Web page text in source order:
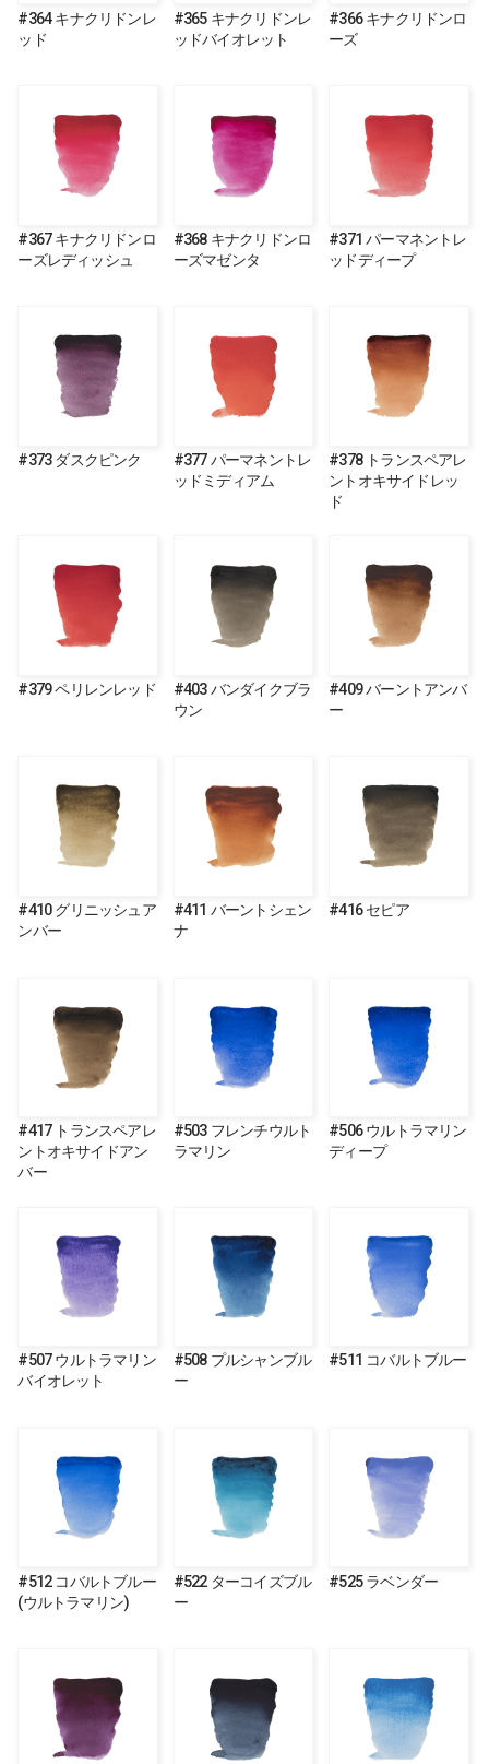
#364 キナクリドンレ
ッド
#365 キナクリドンレ
ッドバイオレット
#366 キナクリドンロ
ーズ
#367 キナクリドンロ
ーズレディッシュ
#368 キナクリドンロ
ーズマゼンタ
#371 パーマネントレ
ッドディープ
#373 ダスクピンク
#377 パーマネントレ
ッドミディアム
#378 トランスペアレ
ントオキサイドレッ
ド
#379 ペリレンレッド
#403 バンダイクブラ
ウン
#409 バーントアンバ
ー
#410 グリニッシュア
ンバー
#411 バーントシェン
ナ
#416 セピア
#417 トランスペアレ
ントオキサイドアン
バー
#503 フレンチウルト
ラマリン
#506 ウルトラマリン
ディープ
#507 ウルトラマリン
バイオレット
#508 プルシャンブル
ー
#511 コバルトブルー
#512 コバルトブルー
(ウルトラマリン)
#522 ターコイズブル
ー
#525 ラベンダー